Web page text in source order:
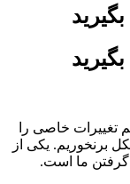
تغییرات خاصی را
برنخوریم. یکی از
گرفتن ما است.